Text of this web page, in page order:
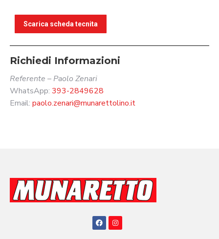
Scarica scheda tecnita
Richiedi Informazioni
Referente – Paolo Zenari
WhatsApp: 393-2849628
Email: paolo.zenari@munarettolino.it